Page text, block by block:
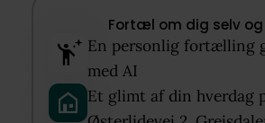
Fortæl om dig selv
En personlig fortælling
med AI​
Et glimt af din hverdag